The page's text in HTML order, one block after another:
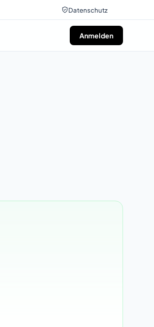
Datenschutz
Anmelden